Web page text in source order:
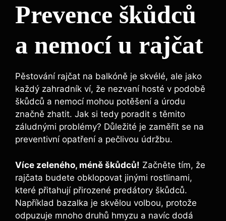
Prevence ⁣škůdců
⁢a nemocí u‍ rajčat
Pěstování rajčat na balkóně je skvélé,‍ ale ⁤jako⁤
každý‌ zahradník ví, že nezvaní hosté‌ v podobě
škůdců a nemocí ⁤mohou potěšení‌ a ⁤úrodu
značně zhatit. Jak si tedy poradit s těmito
⁣záludnými problémy? ⁣Důležité je zaměřit se na
preventivní opatření ⁤a pečlivou údržbu.
Více ​zeleného, méně škůdců! Začněte tím,‌ že
rajčata budete⁤ obklopovat jinými rostlinami,
které‍ přitahují​ přirozené predátory‌ škůdců.
Například bazalka ​je ‍skvělou ⁢volbou, protože
odpuzuje mnoho druhů ⁤hmyzu⁣ a navíc dodá